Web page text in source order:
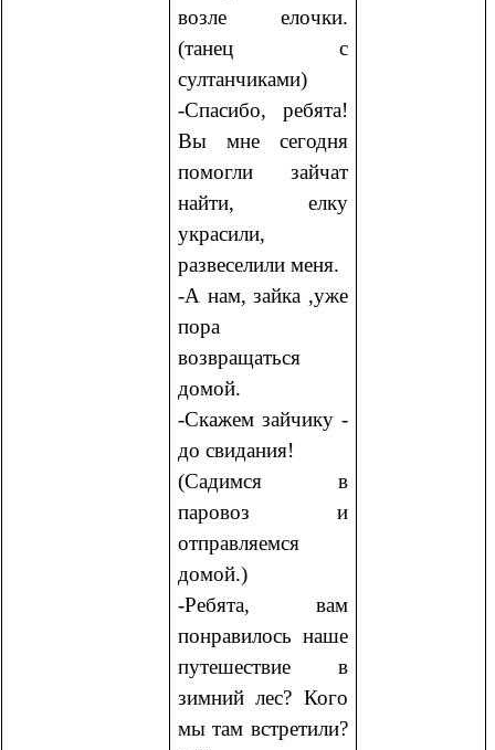
возле елочки.
(танец с
султанчиками)
-Спасибо, ребята!
Вы мне сегодня
помогли зайчат
найти, елку
украсили,
развеселили меня.
-А нам, зайка ,уже
пора
возвращаться
домой.
-Скажем зайчику -
до свидания!
(Садимся в
паровоз и
отправляемся
домой.)
-Ребята, вам
понравилось наше
путешествие в
зимний лес? Кого
мы там встретили?